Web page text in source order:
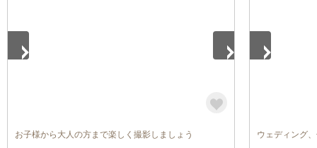
お子様から大人の方まで楽しく撮影しましょう ウェディング